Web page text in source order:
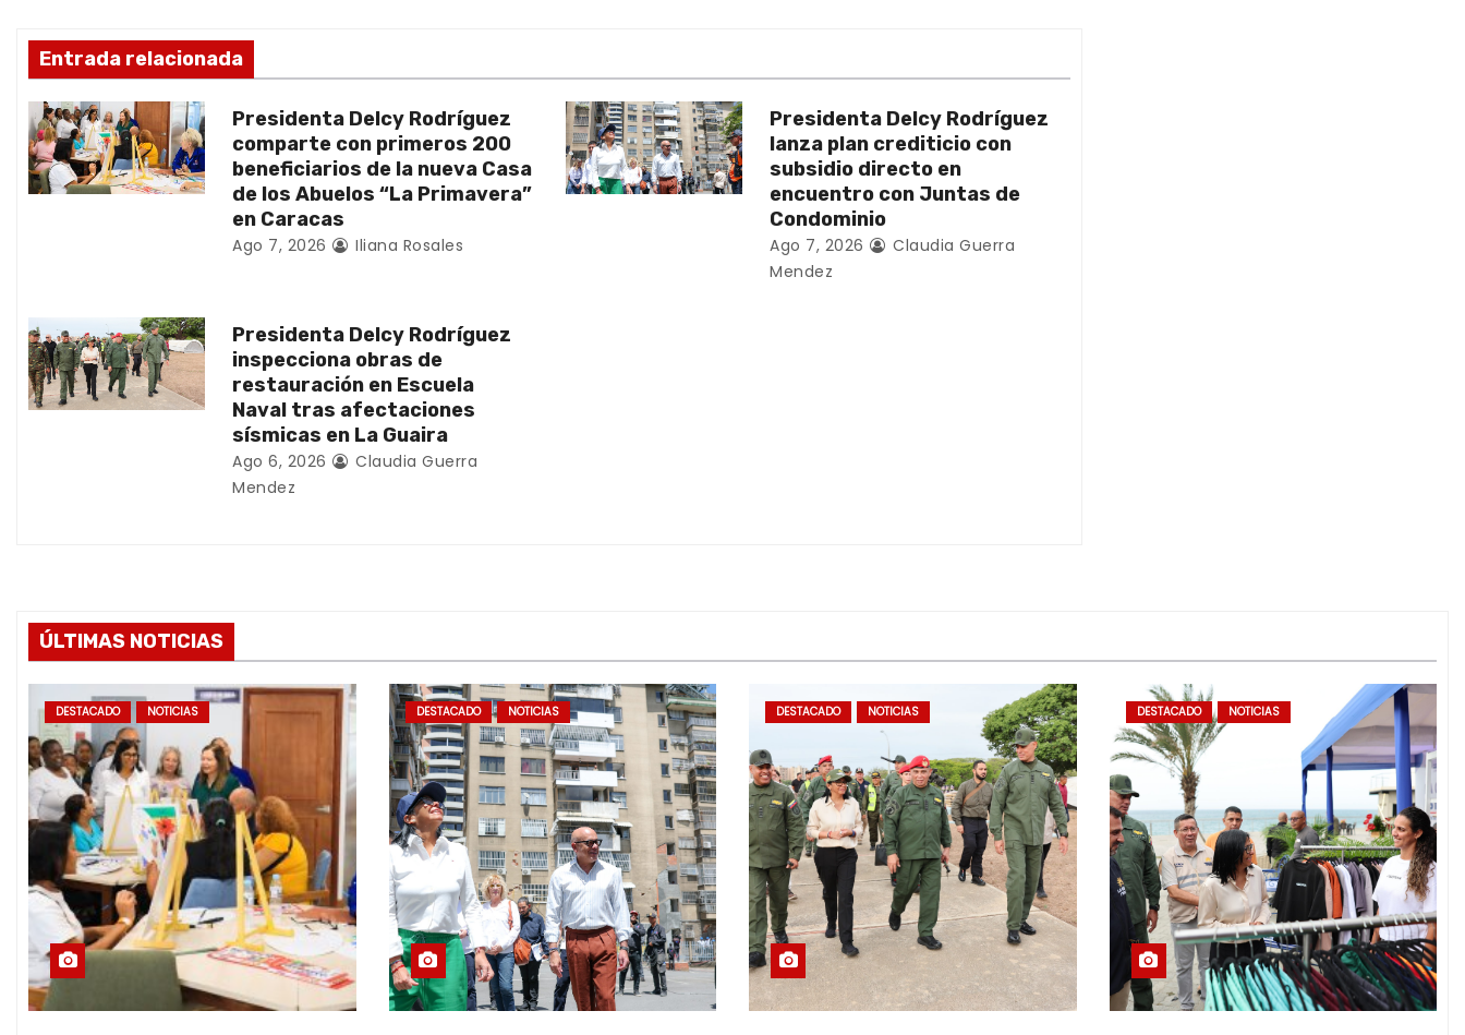
ó
n
d
e
t
r
a
Entrada relacionada
Presidenta Delcy Rodríguez
comparte con primeros 200
beneficiarios de la nueva Casa
de los Abuelos “La Primavera”
en Caracas
Ago 7, 2026 Iliana Rosales
Presidenta Delcy Rodríguez
lanza plan crediticio con
subsidio directo en
encuentro con Juntas de
Condominio
Ago 7, 2026
Claudia Guerra
Mendez
Presidenta Delcy Rodríguez
inspecciona obras de
restauración en Escuela
Naval tras afectaciones
sísmicas en La Guaira
Ago 6, 2026
Claudia Guerra
Mendez
ÚLTIMAS NOTICIAS
DESTACADO NOTICIAS DESTACADO NOTICIAS DESTACADO NOTICIAS DESTACADO NOTICIAS